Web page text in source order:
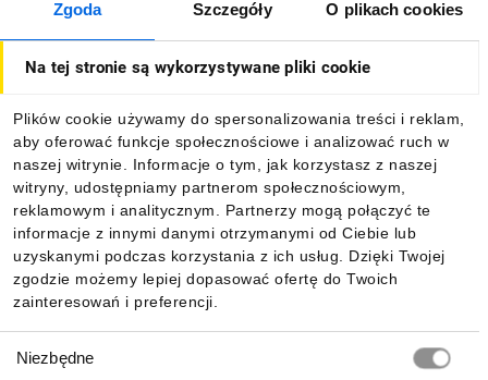
Zgoda Szczegóły O plikach cookies
Na tej stronie są wykorzystywane pliki cookie
Plików cookie używamy do spersonalizowania treści i reklam,
aby oferować funkcje społecznościowe i analizować ruch w
naszej witrynie. Informacje o tym, jak korzystasz z naszej
witryny, udostępniamy partnerom społecznościowym,
reklamowym i analitycznym. Partnerzy mogą połączyć te
informacje z innymi danymi otrzymanymi od Ciebie lub
uzyskanymi podczas korzystania z ich usług. Dzięki Twojej
zgodzie możemy lepiej dopasować ofertę do Twoich
zainteresowań i preferencji.
zgody
Niezbędne
O firmie
Informacje
Pobierz naszą aplikację mobilną: